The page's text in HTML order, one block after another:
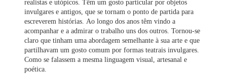
realistas e utópicos. Têm um gosto particular por objetos
invulgares e antigos, que se tornam o ponto de partida para
escreverem histórias. Ao longo dos anos têm vindo a
acompanhar e a admirar o trabalho uns dos outros. Tornou-se
claro que tinham uma abordagem semelhante à sua arte e que
partilhavam um gosto comum por formas teatrais invulgares.
Como se falassem a mesma linguagem visual, artesanal e
poética.